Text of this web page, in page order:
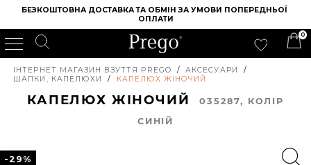
БЕЗКОШТОВНА ДОСТАВКА ТА ОБМІН ЗА УМОВИ ПОПЕРЕДНЬОЇ
ОПЛАТИ
0
ІНТЕРНЕТ МАГАЗИН ВЗУТТЯ PREGO / АКСЕСУАРИ
/
ШАПКИ, КАПЕЛЮХИ
/ КАПЕЛЮХ ЖІНОЧИЙ
КАПЕЛЮХ ЖІНОЧИЙ035287, КОЛIР
СИНІЙ
-29%